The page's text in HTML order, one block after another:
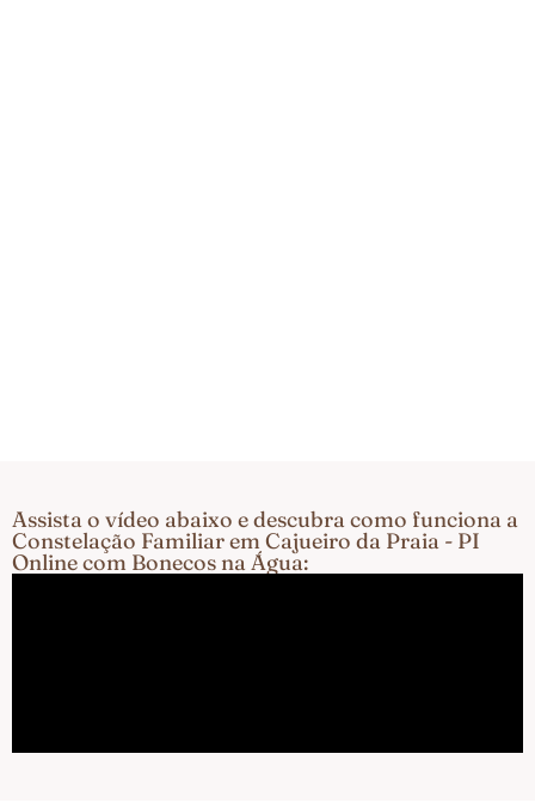
Assista o vídeo abaixo e descubra como funciona a
Constelação Familiar em Cajueiro da Praia - PI
Online com Bonecos na Água: